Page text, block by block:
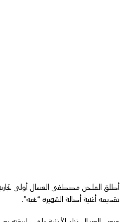
أطلق الملحن مصطفى العسال أولى تجاربه
تقديمه أغنية أصالة الشهيرة “بحبه”.